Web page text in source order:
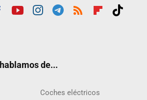
de...
Coches eléctricos